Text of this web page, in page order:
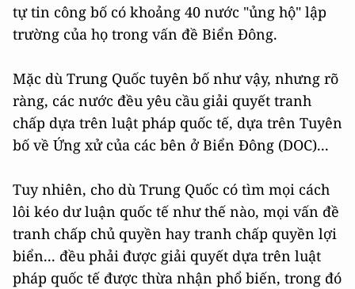
tự tin công bố có khoảng 40 nước "ủng hộ" lập
trường của họ trong vấn đề Biển Đông.
Mặc dù Trung Quốc tuyên bố như vậy, nhưng rõ
ràng, các nước đều yêu cầu giải quyết tranh
chấp dựa trên luật pháp quốc tế, dựa trên Tuyên
bố về Ứng xử của các bên ở Biển Đông (DOC)...
Tuy nhiên, cho dù Trung Quốc có tìm mọi cách
lôi kéo dư luận quốc tế như thế nào, mọi vấn đề
tranh chấp chủ quyền hay tranh chấp quyền lợi
biển... đều phải được giải quyết dựa trên luật
pháp quốc tế được thừa nhận phổ biến, trong đó